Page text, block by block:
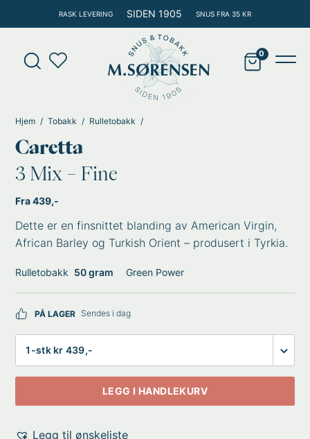
rett
innholdet
RASK LEVERING SIDEN 1905 SNUS FRA 35 KR
Products
search
Hjem Tobakk Rulletobakk
Caretta
3 Mix – Fine
Fra 439,-
Dette er en finsnittet blanding av American Virgin,
African Barley og Turkish Orient – produsert i Tyrkia.
Rulletobakk 50 gram Green Power
PÅ LAGER Sendes i dag
LEGG I HANDLEKURV
Legg til ønskeliste